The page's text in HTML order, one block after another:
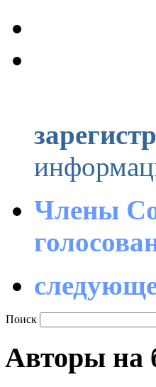
Члены
Поиск
Авторы на